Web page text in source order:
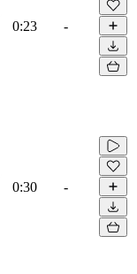
0:23 -
0:30 -